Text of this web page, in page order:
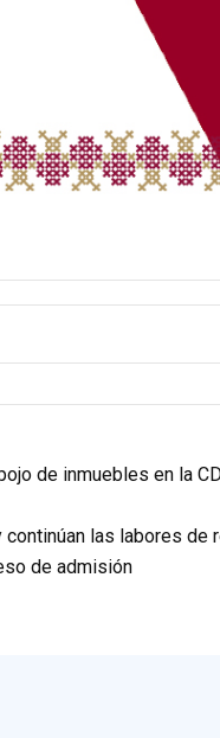
de inmuebles en la
las labores de
de admisión